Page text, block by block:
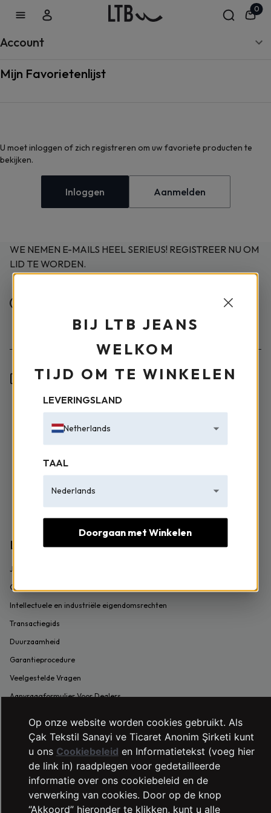
0
Account
Mijn Favorietenlijst
U moet inloggen of zich registreren om uw favoriete producten te
bekijken.
Inloggen Aanmelden
WE NEMEN E-MAILS HEEL SERIEUS! REGISTREER NU OM
LID TE WORDEN.
Ik heb de informatietekst gelezen en ga akkoord met
LTB Jeans
Je Klachten en Suggesties
Contactgegevens
Intellectuele en industriële eigendomsrechten
Transactiegids
Duurzaamheid
Garantieprocedure
Veelgestelde Vragen
Aanvraagformulier Voor Dealers
DIENSTEN
Herroepingsrecht
Winkels
Voorafgaande Informatieformulier
Overeenkomst Voor Verkoop Op Afstand
Op onze website worden cookies gebruikt. Als
Çak Tekstil Sanayi ve Ticaret Anonim Şirketi kunt
u ons Cookiebeleid en Informatietekst (voeg hier
de link in) raadplegen voor gedetailleerde
informatie over ons cookiebeleid en de
verwerking van cookies. Door op de knop
“Akkoord” hieronder te klikken, kunt u alle
BIJ LTB JEANS
WELKOM
TIJD OM TE WINKELEN
LEVERINGSLAND
Netherlands
TAAL
Nederlands
Doorgaan met Winkelen